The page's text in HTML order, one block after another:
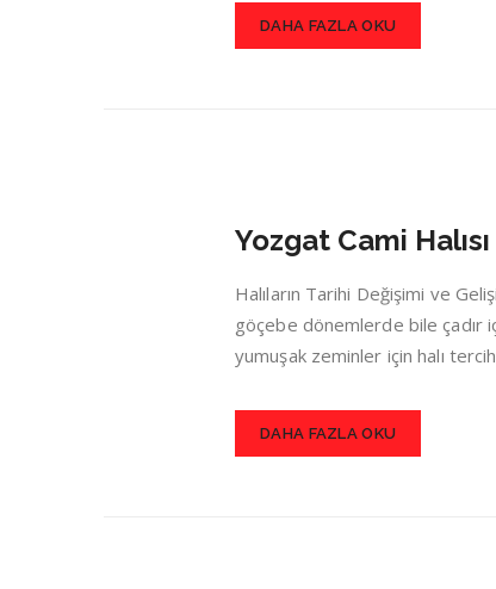
DAHA FAZLA OKU
Yozgat Cami Halısı
Halıların Tarihi Değişimi ve
göçebe dönemlerde bile çadır
yumuşak zeminler için halı
DAHA FAZLA OKU